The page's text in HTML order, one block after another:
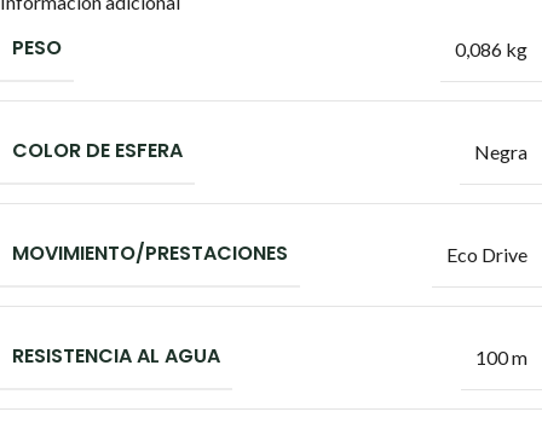
PESO 0,086 kg
COLOR DE ESFERA Negra
MOVIMIENTO/PRESTACIONES Eco Drive
RESISTENCIA AL AGUA 100 m